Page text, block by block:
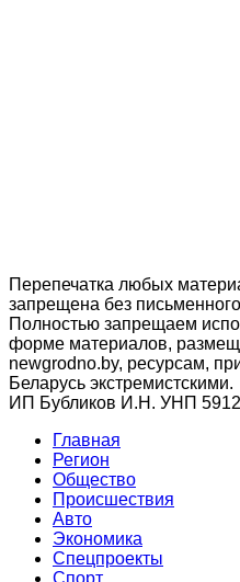
Перепечатка любых
запрещена без
Полностью запрещаем
форме материалов,
newgrodno.by, ресурсам,
Беларусь экстремистскими.
ИП Бубликов И.Н. УНП
Главная
Регион
Общество
Происшествия
Авто
Экономика
Спецпроекты
Cпорт